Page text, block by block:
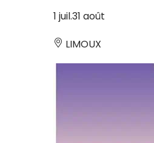
1 juil.31 août
LIMOUX